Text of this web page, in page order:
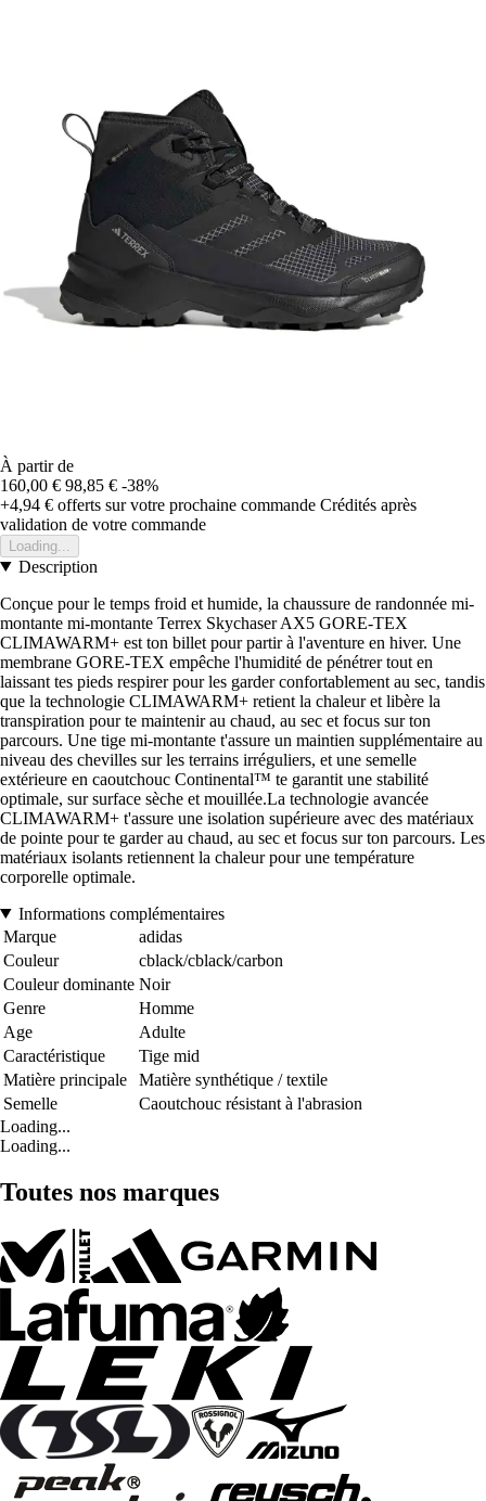
À partir de
160,00 € 98,85 € -38%
+4,94 € offerts sur votre prochaine commande Crédités après
validation de votre commande
Loading...
Description
Conçue pour le temps froid et humide, la chaussure de randonnée mi-
montante mi-montante Terrex Skychaser AX5 GORE-TEX
CLIMAWARM+ est ton billet pour partir à l'aventure en hiver. Une
membrane GORE-TEX empêche l'humidité de pénétrer tout en
laissant tes pieds respirer pour les garder confortablement au sec, tandis
que la technologie CLIMAWARM+ retient la chaleur et libère la
transpiration pour te maintenir au chaud, au sec et focus sur ton
parcours. Une tige mi-montante t'assure un maintien supplémentaire au
niveau des chevilles sur les terrains irréguliers, et une semelle
extérieure en caoutchouc Continental™ te garantit une stabilité
optimale, sur surface sèche et mouillée.La technologie avancée
CLIMAWARM+ t'assure une isolation supérieure avec des matériaux
de pointe pour te garder au chaud, au sec et focus sur ton parcours. Les
matériaux isolants retiennent la chaleur pour une température
corporelle optimale.
Informations complémentaires
Marque
adidas
Couleur
cblack/cblack/carbon
Couleur dominante Noir
Genre
Homme
Age
Adulte
Caractéristique
Tige mid
Matière principale
Matière synthétique / textile
Semelle
Caoutchouc résistant à l'abrasion
Loading...
Loading...
Toutes nos marques